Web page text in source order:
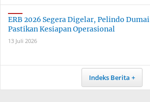
ERB 2026 Segera Digelar, Pelindo Dumai
Pastikan Kesiapan Operasional
13 Juli 2026
Indeks Berita